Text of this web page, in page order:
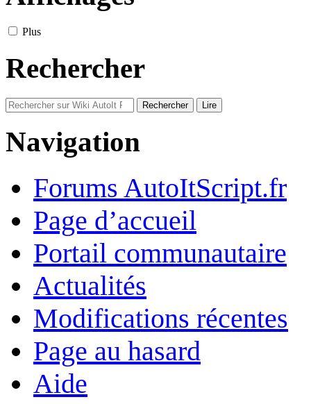
Plus
Rechercher
Navigation
Forums AutoItScript.fr
Page d’accueil
Portail communautaire
Actualités
Modifications récentes
Page au hasard
Aide